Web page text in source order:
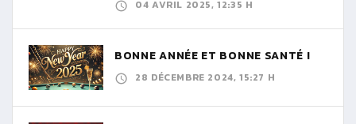
04 AVRIL 2025, 12:35 H
BONNE ANNÉE ET BONNE SANTÉ !
28 DÉCEMBRE 2024, 15:27 H